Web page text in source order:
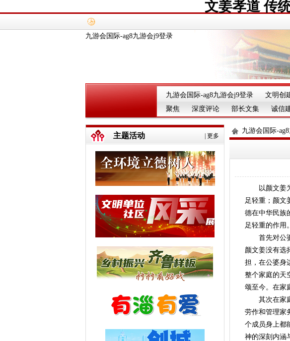
文姜孝道 传
九游会国际-ag8九游会j9登录
九游会国际-ag8九游会j9登录 文明创
聚焦
深度评论 部长文集 诚信
更多
主题活动
九游会国际-
以颜文姜为
足轻重；颜文
德在中华民族
足轻重的作用。
首先对公婆
颜文姜没有选
担，在公婆身
整个家庭的天
颂至今。在家
其次在家庭
劳作和管理家
个成员身上都
神的深刻内涵